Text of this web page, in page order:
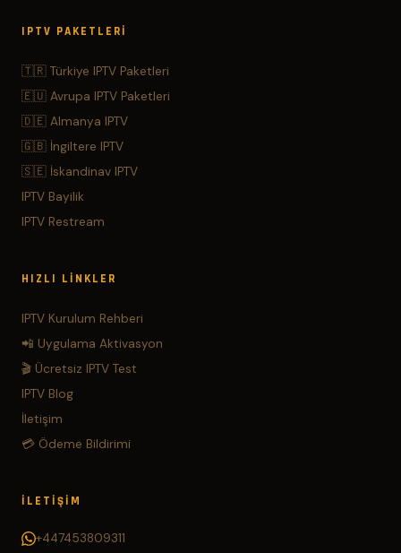
IPTV PAKETLERI
🇹🇷 Türkiye IPTV Paketleri
🇪🇺 Avrupa IPTV Paketleri
🇩🇪 Almanya IPTV
🇬🇧 İngiltere IPTV
🇸🇪 İskandinav IPTV
IPTV Bayilik
IPTV Restream
HIZLI LINKLER
IPTV Kurulum Rehberi
📲 Uygulama Aktivasyon
🎬 Ücretsiz IPTV Test
IPTV Blog
İletişim
💳 Ödeme Bildirimi
İLETIŞIM
+447453809311